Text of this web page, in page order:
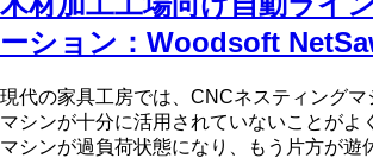
ーション：Woodsoft
現代の家具工房では、CNCネスティングマ
マシンが十分に活用されていないことがよ
マシンが過負荷状態になり、もう片方が遊